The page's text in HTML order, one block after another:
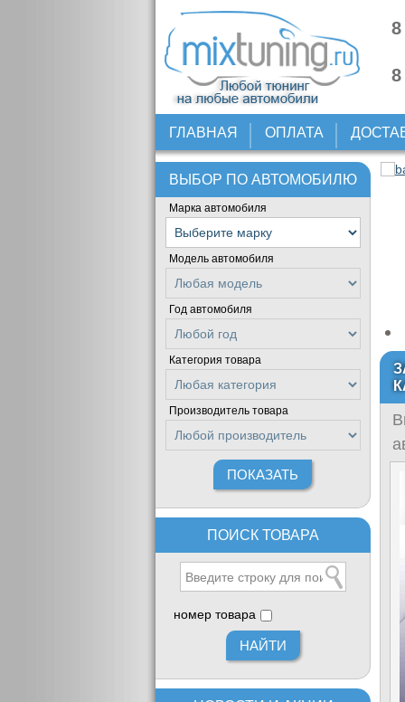
ГЛАВНАЯ ОПЛАТА
ВЫБОР ПО АВТОМОБИЛЮ
Марка автомобиля
Модель автомобиля
Год автомобиля
Категория товара
Производитель товара
ПОИСК ТОВАРА
номер товара